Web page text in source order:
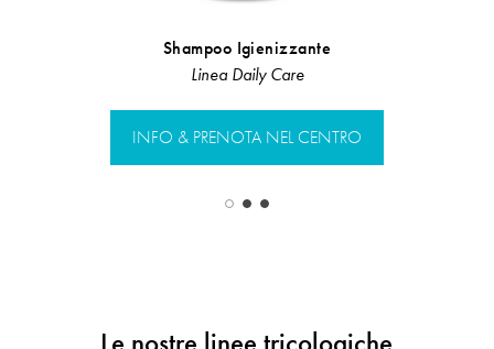
Shampoo Igienizzante
Linea Daily Care
INFO & PRENOTA NEL CENTRO